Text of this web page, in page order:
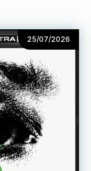
25/07/2026